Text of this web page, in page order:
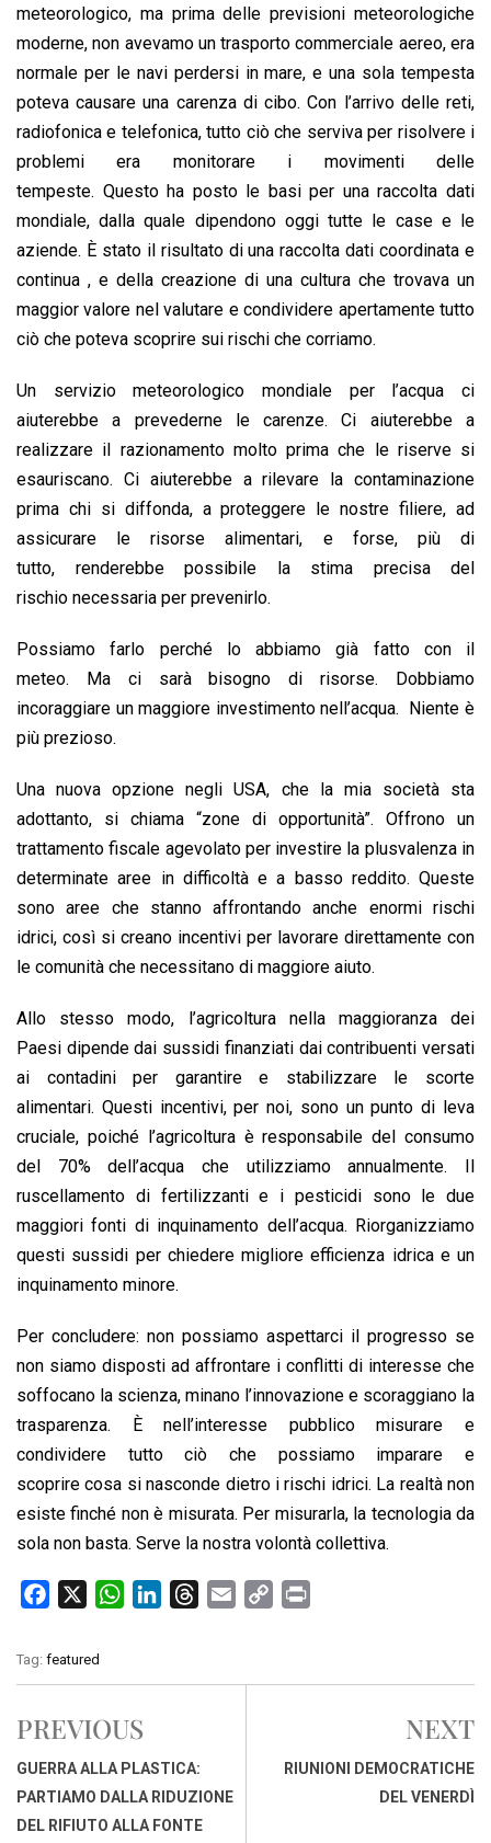
meteorologico, ma prima delle previsioni meteorologiche
moderne, non avevamo un trasporto commerciale aereo, era
normale per le navi perdersi in mare, e una sola tempesta
poteva causare una carenza di cibo. Con l’arrivo delle reti,
radiofonica e telefonica, tutto ciò che serviva per risolvere i
problemi era monitorare i movimenti delle
tempeste. Questo ha posto le basi per una raccolta dati
mondiale, dalla quale dipendono oggi tutte le case e le
aziende. È stato il risultato di una raccolta dati coordinata e
continua , e della creazione di una cultura che trovava un
maggior valore nel valutare e condividere apertamente tutto
ciò che poteva scoprire sui rischi che corriamo.
Un servizio meteorologico mondiale per l’acqua ci
aiuterebbe a prevederne le carenze. Ci aiuterebbe a
realizzare il razionamento molto prima che le riserve si
esauriscano. Ci aiuterebbe a rilevare la contaminazione
prima chi si diffonda, a proteggere le nostre filiere, ad
assicurare le risorse alimentari, e forse, più di
tutto, renderebbe possibile la stima precisa del
rischio necessaria per prevenirlo.
Possiamo farlo perché lo abbiamo già fatto con il
meteo. Ma ci sarà bisogno di risorse. Dobbiamo
incoraggiare un maggiore investimento nell’acqua. Niente è
più prezioso.
Una nuova opzione negli USA, che la mia società sta
adottanto, si chiama “zone di opportunità”. Offrono un
trattamento fiscale agevolato per investire la plusvalenza in
determinate aree in difficoltà e a basso reddito. Queste
sono aree che stanno affrontando anche enormi rischi
idrici, così si creano incentivi per lavorare direttamente con
le comunità che necessitano di maggiore aiuto.
Allo stesso modo, l’agricoltura nella maggioranza dei
Paesi dipende dai sussidi finanziati dai contribuenti versati
ai contadini per garantire e stabilizzare le scorte
alimentari. Questi incentivi, per noi, sono un punto di leva
cruciale, poiché l’agricoltura è responsabile del consumo
del 70% dell’acqua che utilizziamo annualmente. Il
ruscellamento di fertilizzanti e i pesticidi sono le due
maggiori fonti di inquinamento dell’acqua. Riorganizziamo
questi sussidi per chiedere migliore efficienza idrica e un
inquinamento minore.
Per concludere: non possiamo aspettarci il progresso se
non siamo disposti ad affrontare i conflitti di interesse che
soffocano la scienza, minano l’innovazione e scoraggiano la
trasparenza. È nell’interesse pubblico misurare e
condividere tutto ciò che possiamo imparare e
scoprire cosa si nasconde dietro i rischi idrici. La realtà non
esiste finché non è misurata. Per misurarla, la tecnologia da
sola non basta. Serve la nostra volontà collettiva.
c
e
o
o
k
W
t
A
p
p
k
I
n
e
s
i
y
n
Tag: featured
PREVIOUS
GUERRA ALLA PLASTICA:
PARTIAMO DALLA RIDUZIONE
DEL RIFIUTO ALLA FONTE
NEXT
RIUNIONI DEMOCRATICHE
DEL VENERDÌ